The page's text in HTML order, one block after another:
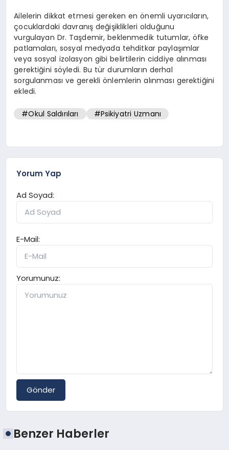
Ailelerin dikkat etmesi gereken en önemli uyarıcıların,
çocuklardaki davranış değişiklikleri olduğunu
vurgulayan Dr. Taşdemir, beklenmedik tutumlar, öfke
patlamaları, sosyal medyada tehditkar paylaşımlar
veya sosyal izolasyon gibi belirtilerin ciddiye alınması
gerektiğini söyledi. Bu tür durumların derhal
sorgulanması ve gerekli önlemlerin alınması gerektiğini
ekledi.
#Okul Saldırıları #Psikiyatri Uzmanı
Yorum Yap
Ad Soyad:
E-Mail:
Yorumunuz:
Gönder
Benzer Haberler